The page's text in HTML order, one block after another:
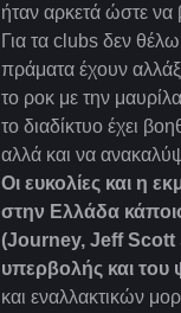
ήταν αρκετά ώστε να
Για τα clubs δεν θέλω
πράματα έχουν
το ροκ με την
το διαδίκτυο έχει
αλλά και να
Οι ευκολίες και η
στην Ελλάδα
(Journey, Jeff Scott
υπερβολής και
και εναλλακτικών